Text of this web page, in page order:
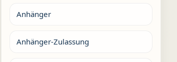
Anhänger
Anhänger-Zulassung